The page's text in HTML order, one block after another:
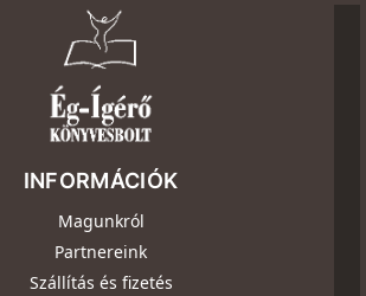
INFORMÁCIÓK
Magunkról
Partnereink
Szállítás és fizetés